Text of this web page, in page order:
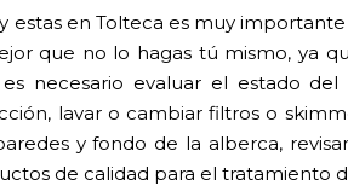
estas en Tolteca es muy
que no lo hagas tú mismo, ya
necesario evaluar el estado del
lavar o cambiar filtros o
y fondo de la alberca,
de calidad para el tratamiento